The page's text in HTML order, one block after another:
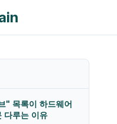
" 목록이 하드웨어
다루는 이유